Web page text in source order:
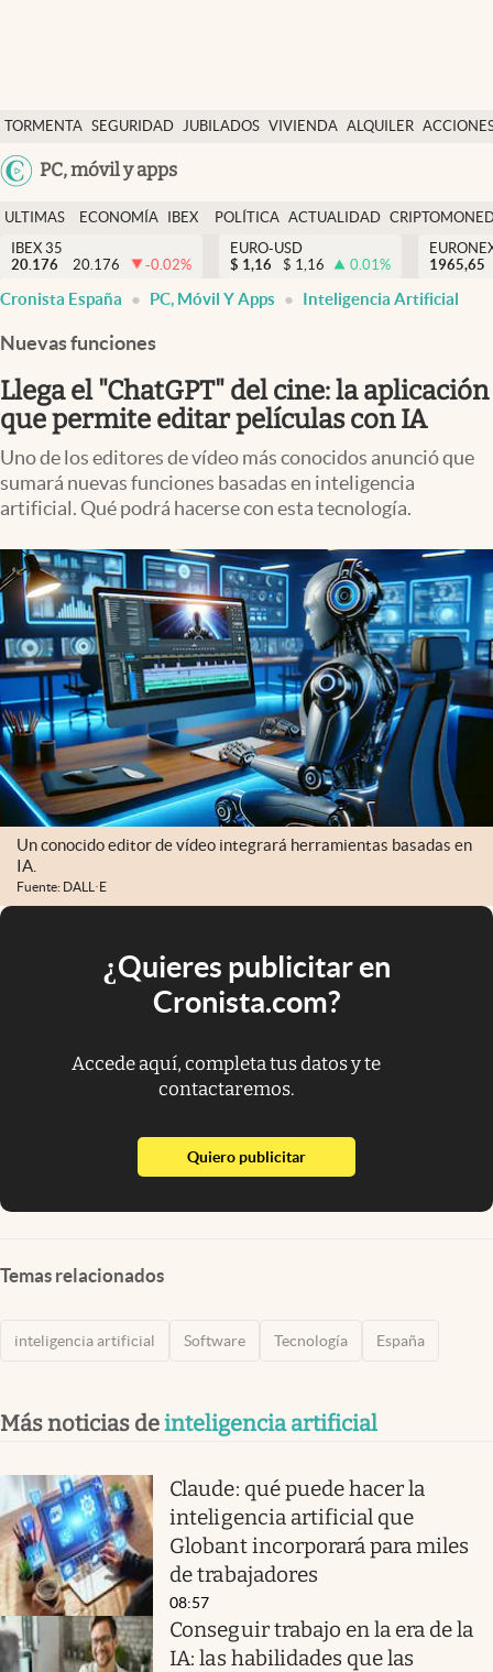
TORMENTA SEGURIDAD JUBILADOS VIVIENDA ALQUILER
USA
Colombia
PC, móvil y apps
Economía y finanzas
Política
Actualidad
Criptomonedas
España
ULTIMAS
NOTICIAS
ECONOMÍA
FINANZAS
IBEX
EURO
POLÍTICA ACTUALIDAD
IBEX 35
20.176
20.176 -0.02%
EURO-USD
$ 1,16 $ 1,16 0.01%
1965,65
Cronista España PC, Móvil Y Apps Inteligencia Artificial
Nuevas funciones
Llega el "ChatGPT" del cine: la aplicación
que permite editar películas con IA
Uno de los editores de vídeo más conocidos anunció que
sumará nuevas funciones basadas en inteligencia
artificial. Qué podrá hacerse con esta tecnología.
Un conocido editor de vídeo integrará herramientas basadas en
IA.
Fuente: DALL·E
¿Quieres publicitar en
Cronista.com?
Accede aquí, completa tus datos y te
contactaremos.
Quiero publicitarabre en nueva pestaña
Temas relacionados
inteligencia artificial Software Tecnología España
Más noticias deinteligencia artificial
Claude: qué puede hacer la
inteligencia artificial que
Globant incorporará para miles
de trabajadores
08:57
Conseguir trabajo en la era de la
IA: las habilidades que las